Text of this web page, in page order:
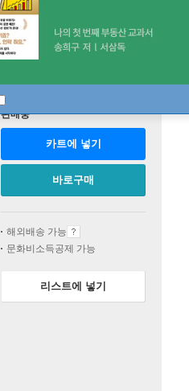
판매중
카트에 넣기
바로구매
해외배송 가능
문화비소득공제 가능
리스트에 넣기